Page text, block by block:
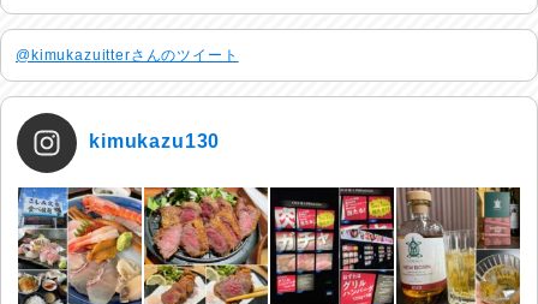
@kimukazuitterさんのツイート
kimukazu130